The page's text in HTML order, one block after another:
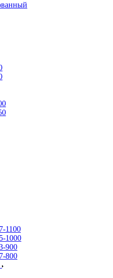
1100
1000
900
800